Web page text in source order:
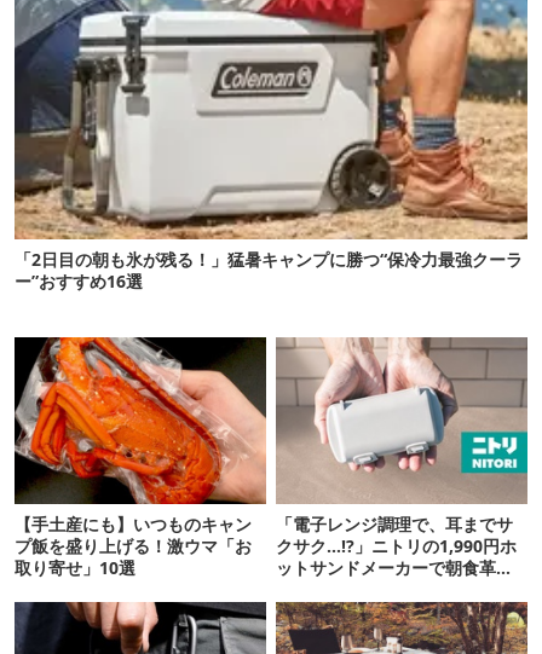
「2日目の朝も氷が残る！」猛暑キャンプに勝つ“保冷力最強クーラ
ー”おすすめ16選
【手土産にも】いつものキャン
プ飯を盛り上げる！激ウマ「お
取り寄せ」10選
「電子レンジ調理で、耳までサ
クサク…!?」ニトリの1,990円ホ
ットサンドメーカーで朝食革命